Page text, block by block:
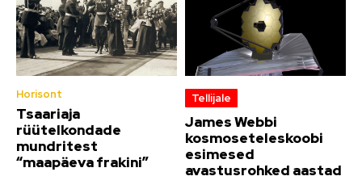
Horisont
Tsaariaja
rüütelkondade
mundritest
“maapäeva frakini”
Tellijale
James Webbi
kosmoseteleskoobi
esimesed
avastusrohked aastad